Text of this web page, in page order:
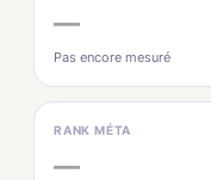
—
Pas encore mesuré
RANK MÉTA
—